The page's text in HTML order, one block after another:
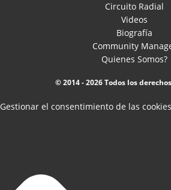
Circuito Radial
Videos
Biografía
Community
Quienes Somos?
© 2014 - 2026 Todos los
Gestionar el consentimiento de las cookies